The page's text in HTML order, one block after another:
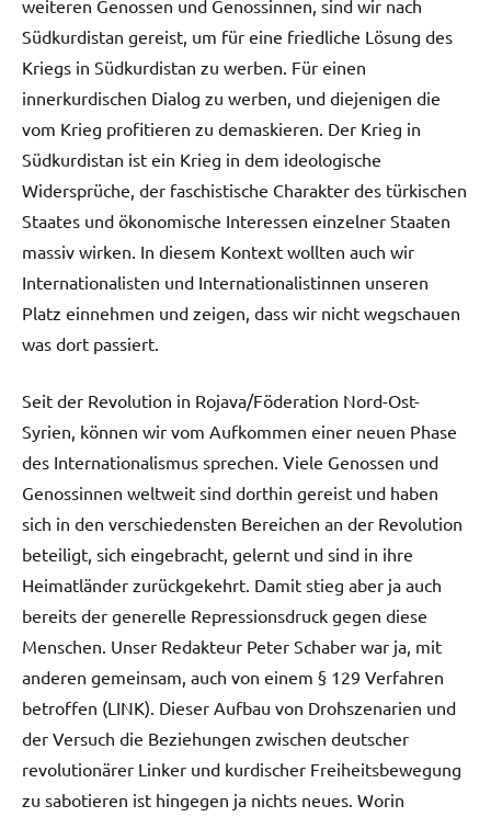
weiteren Genossen und Genossinnen, sind wir nach
Südkurdistan gereist, um für eine friedliche Lösung des
Kriegs in Südkurdistan zu werben. Für einen
innerkurdischen Dialog zu werben, und diejenigen die
vom Krieg profitieren zu demaskieren. Der Krieg in
Südkurdistan ist ein Krieg in dem ideologische
Widersprüche, der faschistische Charakter des türkischen
Staates und ökonomische Interessen einzelner Staaten
massiv wirken. In diesem Kontext wollten auch wir
Internationalisten und Internationalistinnen unseren
Platz einnehmen und zeigen, dass wir nicht wegschauen
was dort passiert.
Seit der Revolution in Rojava/Föderation Nord-Ost-
Syrien, können wir vom Aufkommen einer neuen Phase
des Internationalismus sprechen. Viele Genossen und
Genossinnen weltweit sind dorthin gereist und haben
sich in den verschiedensten Bereichen an der Revolution
beteiligt, sich eingebracht, gelernt und sind in ihre
Heimatländer zurückgekehrt. Damit stieg aber ja auch
bereits der generelle Repressionsdruck gegen diese
Menschen. Unser Redakteur Peter Schaber war ja, mit
anderen gemeinsam, auch von einem § 129 Verfahren
betroffen (LINK). Dieser Aufbau von Drohszenarien und
der Versuch die Beziehungen zwischen deutscher
revolutionärer Linker und kurdischer Freiheitsbewegung
zu sabotieren ist hingegen ja nichts neues. Worin